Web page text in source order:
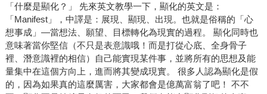
「什麼是顯化？」 先來英文教學一下，顯化的英文是：
「Manifest」，中譯是：展現、顯現、出現。也就是俗稱的「心
想事成」—當想法、願望、目標轉化為現實的過程。 顯化同時也
意味著當你堅信（不只是表意識哦！而是打從心底、全身骨子
裡、潛意識裡的相信）自己能實現某件事，並將所有的思想及能
量集中在這個方向上，進而將其變成現實。 很多人認為顯化是假
的，因為如果真的這麼厲害，大家都會是億萬富翁了吧！ 不不